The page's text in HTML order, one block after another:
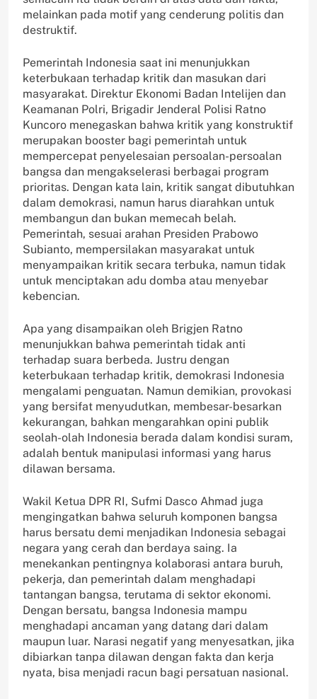
melainkan pada motif yang cenderung politis dan
destruktif.
Pemerintah Indonesia saat ini menunjukkan
keterbukaan terhadap kritik dan masukan dari
masyarakat. Direktur Ekonomi Badan Intelijen dan
Keamanan Polri, Brigadir Jenderal Polisi Ratno
Kuncoro menegaskan bahwa kritik yang konstruktif
merupakan booster bagi pemerintah untuk
mempercepat penyelesaian persoalan-persoalan
bangsa dan mengakselerasi berbagai program
prioritas. Dengan kata lain, kritik sangat dibutuhkan
dalam demokrasi, namun harus diarahkan untuk
membangun dan bukan memecah belah.
Pemerintah, sesuai arahan Presiden Prabowo
Subianto, mempersilakan masyarakat untuk
menyampaikan kritik secara terbuka, namun tidak
untuk menciptakan adu domba atau menyebar
kebencian.
Apa yang disampaikan oleh Brigjen Ratno
menunjukkan bahwa pemerintah tidak anti
terhadap suara berbeda. Justru dengan
keterbukaan terhadap kritik, demokrasi Indonesia
mengalami penguatan. Namun demikian, provokasi
yang bersifat menyudutkan, membesar-besarkan
kekurangan, bahkan mengarahkan opini publik
seolah-olah Indonesia berada dalam kondisi suram,
adalah bentuk manipulasi informasi yang harus
dilawan bersama.
Wakil Ketua DPR RI, Sufmi Dasco Ahmad juga
mengingatkan bahwa seluruh komponen bangsa
harus bersatu demi menjadikan Indonesia sebagai
negara yang cerah dan berdaya saing. Ia
menekankan pentingnya kolaborasi antara buruh,
pekerja, dan pemerintah dalam menghadapi
tantangan bangsa, terutama di sektor ekonomi.
Dengan bersatu, bangsa Indonesia mampu
menghadapi ancaman yang datang dari dalam
maupun luar. Narasi negatif yang menyesatkan, jika
dibiarkan tanpa dilawan dengan fakta dan kerja
nyata, bisa menjadi racun bagi persatuan nasional.